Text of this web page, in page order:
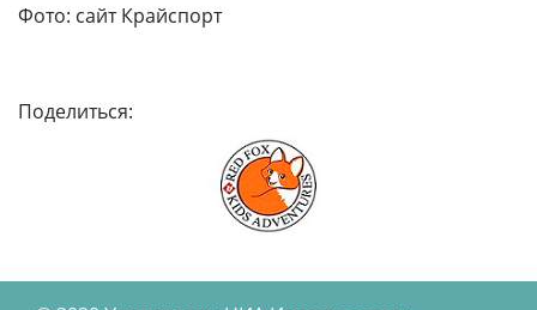
Фото: сайт Крайспорт
Поделиться: